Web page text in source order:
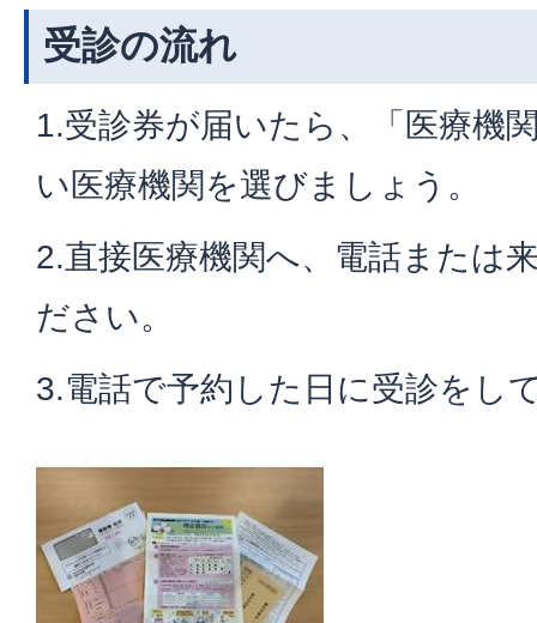
受診の流れ
1.受診券が届いたら、「医療機
い医療機関を選びましょう。
2.直接医療機関へ、電話または
ださい。
3.電話で予約した日に受診をし